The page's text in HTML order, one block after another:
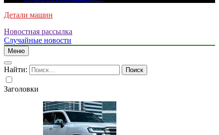
Детали машин
Новостная рассылка
Случайные новости
Меню
Найти:
Заголовки